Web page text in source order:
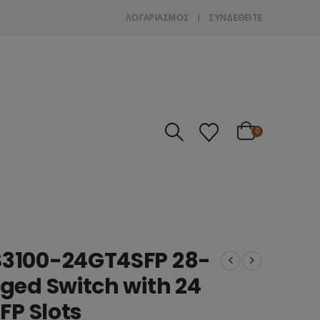
ΛΟΓΑΡΙΑΣΜΌΣ ΣΎΝΔΕΘΕΊΤΕ
0
24GT4SFP 28-
Switch with 24
Slots